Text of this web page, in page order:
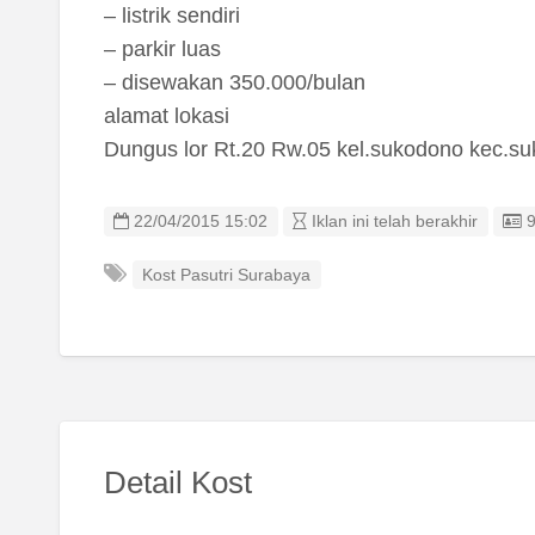
– listrik sendiri
– parkir luas
– disewakan 350.000/bulan
alamat lokasi
Dungus lor Rt.20 Rw.05 kel.sukodono
22/04/2015 15:02 Iklan ini telah berakhir
Kost Pasutri Surabaya
Detail Kost